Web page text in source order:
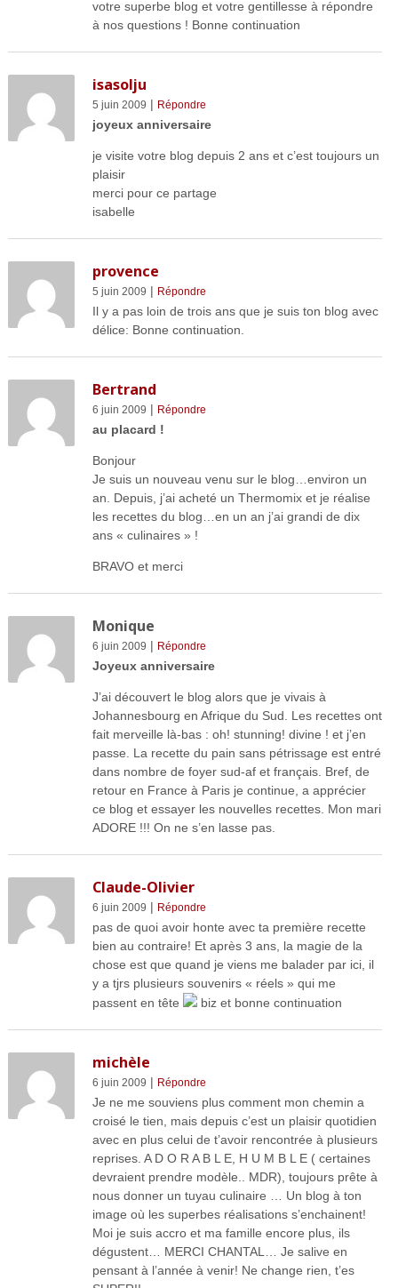
votre superbe blog et votre gentillesse à répondre
à nos questions ! Bonne continuation
isasolju
5 juin 2009 | Répondre
joyeux anniversaire
je visite votre blog depuis 2 ans et c’est toujours un
plaisir
merci pour ce partage
isabelle
provence
5 juin 2009 | Répondre
Il y a pas loin de trois ans que je suis ton blog avec
délice: Bonne continuation.
Bertrand
6 juin 2009 | Répondre
au placard !
Bonjour
Je suis un nouveau venu sur le blog…environ un
an. Depuis, j’ai acheté un Thermomix et je réalise
les recettes du blog…en un an j’ai grandi de dix
ans « culinaires » !
BRAVO et merci
Monique
6 juin 2009 | Répondre
Joyeux anniversaire
J’ai découvert le blog alors que je vivais à
Johannesbourg en Afrique du Sud. Les recettes ont
fait merveille là-bas : oh! stunning! divine ! et j’en
passe. La recette du pain sans pétrissage est entré
dans nombre de foyer sud-af et français. Bref, de
retour en France à Paris je continue, a apprécier
ce blog et essayer les nouvelles recettes. Mon mari
ADORE !!! On ne s’en lasse pas.
Claude-Olivier
6 juin 2009 | Répondre
pas de quoi avoir honte avec ta première recette
bien au contraire! Et après 3 ans, la magie de la
chose est que quand je viens me balader par ici, il
y a tjrs plusieurs souvenirs « réels » qui me
passent en tête
biz et bonne continuation
michèle
6 juin 2009 | Répondre
Je ne me souviens plus comment mon chemin a
croisé le tien, mais depuis c’est un plaisir quotidien
avec en plus celui de t’avoir rencontrée à plusieurs
reprises. A D O R A B L E, H U M B L E ( certaines
devraient prendre modèle.. MDR), toujours prête à
nous donner un tuyau culinaire … Un blog à ton
image où les superbes réalisations s’enchainent!
Moi je suis accro et ma famille encore plus, ils
dégustent… MERCI CHANTAL… Je salive en
pensant à l’année à venir! Ne change rien, t’es